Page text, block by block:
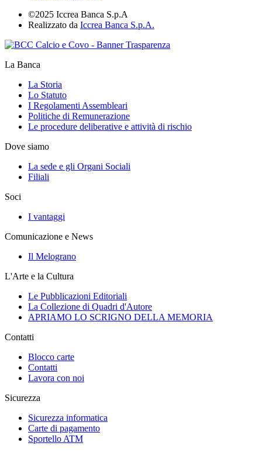
©2025 Iccrea Banca S.p.A
Realizzato da Iccrea Banca S.p.A.
La Banca
La Storia
Lo Statuto
I Regolamenti Assembleari
Politiche di Remunerazione
Le procedure deliberative e attività di rischio
Dove siamo
La sede e gli Organi Sociali
Filiali
Soci
I vantaggi
Comunicazione e News
Il Melograno
L'Arte e la Cultura
Le Pubblicazioni Editoriali
La Collezione di Quadri d'Autore
APRIAMO LO SCRIGNO DELLA MEMORIA
Contatti
Blocco carte
Contatti
Lavora con noi
Sicurezza
Sicurezza informatica
Carte di pagamento
Sportello ATM